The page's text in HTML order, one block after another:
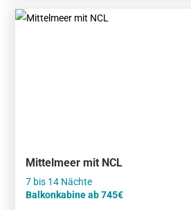
Mittelmeer mit NCL
Balkonkabine ab 745€